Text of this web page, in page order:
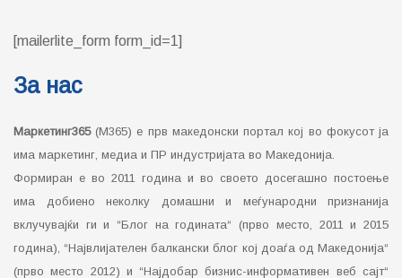
[mailerlite_form form_id=1]
За нас
Маркетинг365(М365) е прв македонски портал кој во фокусот ја
има маркетинг, медиа и ПР индустријата во Македонија.
Формиран е во 2011 година и во своето досегашно постоење
има добиено неколку домашни и меѓународни признанија
вклучувајќи ги и “Блог на годината“ (прво место, 2011 и 2015
година), “Највлијателен балкански блог кој доаѓа од Македонија“
(прво место 2012) и “Најдобар бизнис-информативен веб сајт“